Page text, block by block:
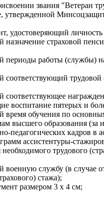
звания "Ветеран
утвержденной
удостоверяющий
страховой
периоды работы (службы)
трудовой
воспитание пятерых и
время обучения по
высшего образования (за
педагогических кадров в
ассистентуры-
трудового
службу (в случае
стажа);
размером 3 x 4 см;